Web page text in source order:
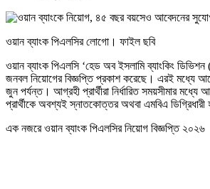
ওয়ান ব্যাংক পিএলসির লোগো। ফাইল ছবি
ওয়ান ব্যাংক পিএলসি ‘হেড অব ইসলামি ব্যাংকিং
জনবল নিয়োগের বিজ্ঞপ্তি প্রকাশ করেছে। এরই মধ্যে
জুন পর্যন্ত। আগ্রহী প্রার্থীরা নির্ধারিত সময়সীমার
প্রার্থীকে অবশ্যই স্নাতকোত্তর অথবা এমবিএ ডিগ্রিধারী
এক নজরে ওয়ান ব্যাংক পিএলসির নিয়োগ বিজ্ঞপ্তি ২০২৬